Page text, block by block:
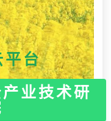
台
业技术研